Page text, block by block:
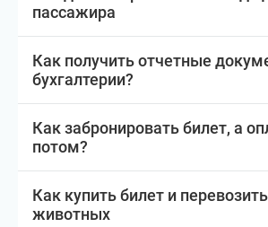
пассажира
Как получить отчетные
бухгалтерии?
Как забронировать билет, а
потом?
Как купить билет и перевозить
животных